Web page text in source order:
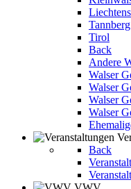
Tannberg
Tirol
Back
Andere
Walser
Walser
Walser
Walser
Back